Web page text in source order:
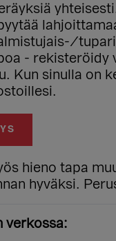
- rekisteröidy
Kun sinulla on
hieno tapa
hyväksi.
verkossa: